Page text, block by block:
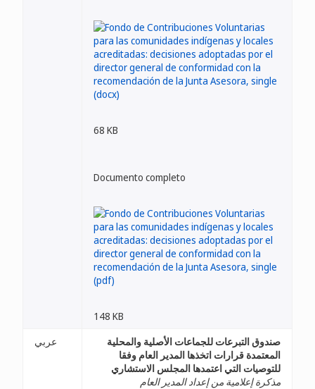
68 KB
Documento completo
148 KB
عربي
صندوق التبرعات للجماعات الأصلية والمحلية
المعتمدة قرارات اتخذها المدير العام وفقا
للتوصيات التي اعتمدها المجلس الاستشاري
مذكرة إعلامية من إعداد المدير العام